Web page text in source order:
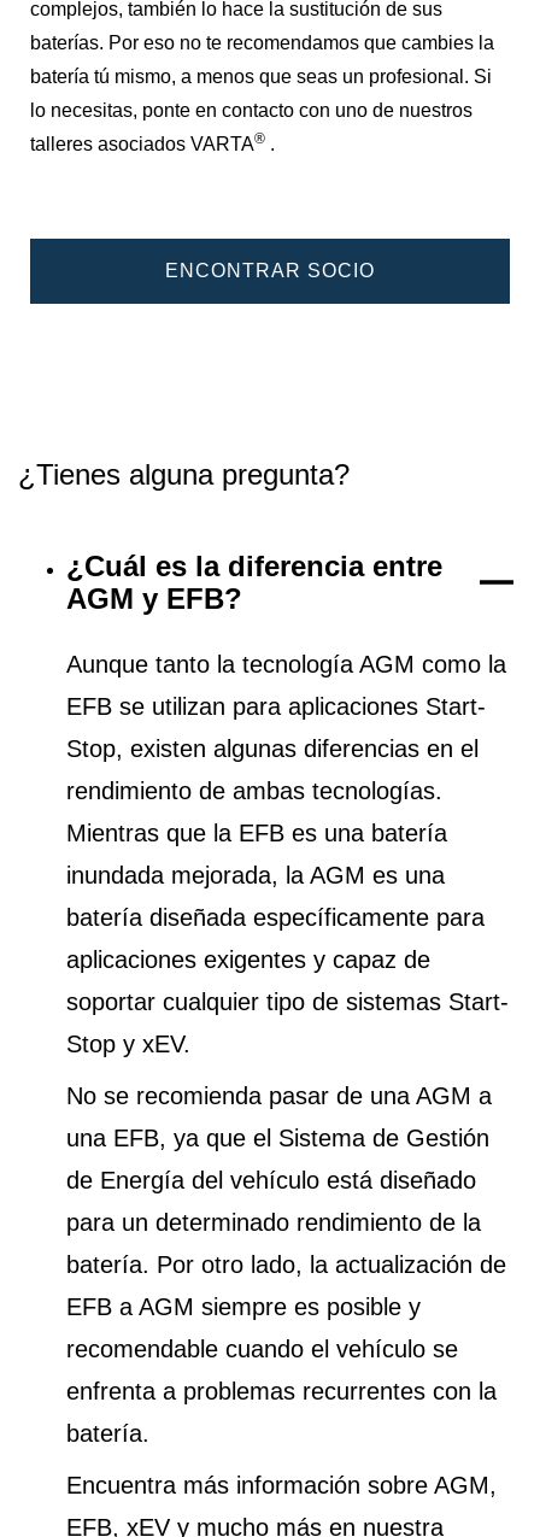
complejos, también lo hace la sustitución de sus
baterías. Por eso no te recomendamos que cambies la
batería tú mismo, a menos que seas un profesional. Si
lo necesitas, ponte en contacto con uno de nuestros
talleres asociados VARTA® .
ENCONTRAR SOCIO
¿Tienes alguna pregunta?
¿Cuál es la diferencia entre
AGM y EFB?
Aunque tanto la tecnología AGM como la
EFB se utilizan para aplicaciones Start-
Stop, existen algunas diferencias en el
rendimiento de ambas tecnologías.
Mientras que la EFB es una batería
inundada mejorada, la AGM es una
batería diseñada específicamente para
aplicaciones exigentes y capaz de
soportar cualquier tipo de sistemas Start-
Stop y xEV.
No se recomienda pasar de una AGM a
una EFB, ya que el Sistema de Gestión
de Energía del vehículo está diseñado
para un determinado rendimiento de la
batería. Por otro lado, la actualización de
EFB a AGM siempre es posible y
recomendable cuando el vehículo se
enfrenta a problemas recurrentes con la
batería.
Encuentra más información sobre AGM,
EFB, xEV y mucho más en nuestra